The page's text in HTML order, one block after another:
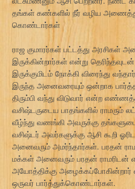
தங்கள் கண்களில் நீர் வழிய
கொண்டார்கள்
ராஜ குமாரர்கள் பட்டத்து அரசிகள்
இருக்கின்றார்கள் என்று
இருக்குமிடம் நோக்கி விரைந்து
இருந்த அனைவரையும் ஒன்றாக
திரும்பி வந்து விடுவார் என்ற
வசிஷ்டருடைய பாதங்களில் ராமரும்
வீழ்ந்து வணங்கி அவருக்கு
வசிஷ்டர் அவர்களுக்கு ஆசி கூறி
அனைவரும் அமர்ந்தார்கள். பரதன்
மக்கள் அனைவரும் பரதன் ராமரிடன்
அயோத்திக்கு அழைக்கப்போகின்றார்
ஒருவர் பார்த்துக்கொண்டார்கள்.